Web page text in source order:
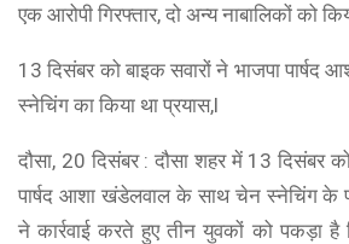
एक आरोपी गिरफ्तार, दो अन्य नाबालिकों को
13 दिसंबर को बाइक सवारों ने भाजपा
स्नेचिंग का किया था प्रयास,l
दौसा, 20 दिसंबर : दौसा शहर में 13 दिसंबर को
पार्षद आशा खंडेलवाल के साथ चेन स्नेचिंग के
ने कार्रवाई करते हुए तीन युवकों को पकड़ा है